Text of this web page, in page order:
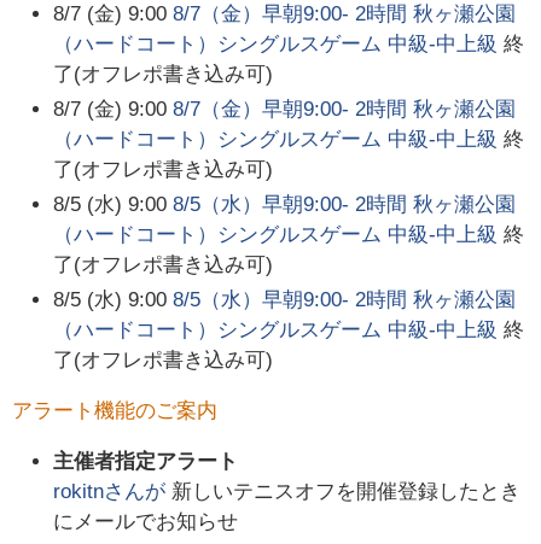
8/7 (金) 9:00 8/7（金）早朝9:00- 2時間 秋ヶ瀬公園
（ハードコート）シングルスゲーム 中級-中上級 終
了(オフレポ書き込み可)
8/7 (金) 9:00 8/7（金）早朝9:00- 2時間 秋ヶ瀬公園
（ハードコート）シングルスゲーム 中級-中上級 終
了(オフレポ書き込み可)
8/5 (水) 9:00 8/5（水）早朝9:00- 2時間 秋ヶ瀬公園
（ハードコート）シングルスゲーム 中級-中上級 終
了(オフレポ書き込み可)
8/5 (水) 9:00 8/5（水）早朝9:00- 2時間 秋ヶ瀬公園
（ハードコート）シングルスゲーム 中級-中上級 終
了(オフレポ書き込み可)
アラート機能のご案内
主催者指定アラート
rokitnさんが 新しいテニスオフを開催登録したとき
にメールでお知らせ